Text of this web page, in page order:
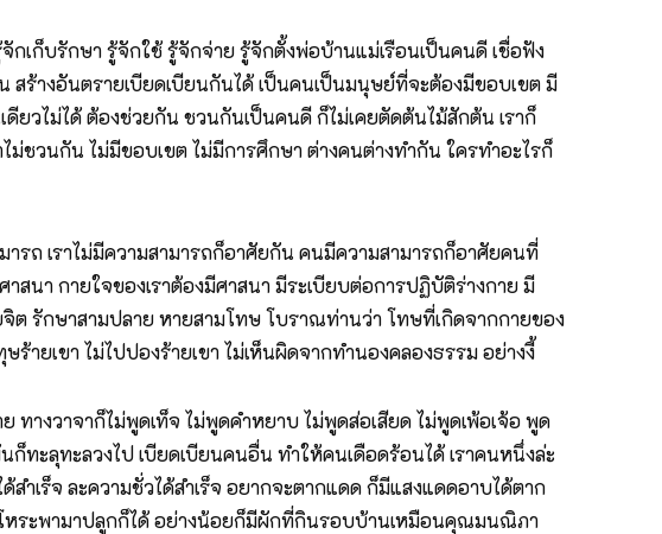
ก็บรักษา รู้จักใช้ รู้จักจ่าย รู้จักตั้งพ่อบ้านแม่เรือนเป็นคนดี เชื่อฟัง
สร้างอันตรายเบียดเบียนกันได้ เป็นคนเป็นมนุษย์ที่จะต้องมีขอบเขต มี
ยวไม่ได้ ต้องช่วยกัน ชวนกันเป็นคนดี ก็ไม่เคยตัดต้นไม้สักต้น เราก็
วนกัน ไม่มีขอบเขต ไม่มีการศึกษา ต่างคนต่างทำกัน ใครทำอะไรก็
เราไม่มีความสามารถก็อาศัยกัน คนมีความสามารถก็อาศัยคนที่
สนา กายใจของเราต้องมีศาสนา มีระเบียบต่อการปฏิบัติร่างกาย มี
รักษาสามปลาย หายสามโทษ โบราณท่านว่า โทษที่เกิดจากกายของ
ยเขา ไม่ไปปองร้ายเขา ไม่เห็นผิดจากทำนองคลองธรรม อย่างงี้
วาจาก็ไม่พูดเท็จ ไม่พูดคำหยาบ ไม่พูดส่อเสียด ไม่พูดเพ้อเจ้อ พูด
ก็ทะลุทะลวงไป เบียดเบียนคนอื่น ทำให้คนเดือดร้อนได้ เราคนหนึ่งล่ะ
ำเร็จ ละความชั่วได้สำเร็จ อยากจะตากแดด ก็มีแสงแดดอาบได้ตาก
หระพามาปลูกก็ได้ อย่างน้อยก็มีผักที่กินรอบบ้านเหมือนคุณมนณิภา